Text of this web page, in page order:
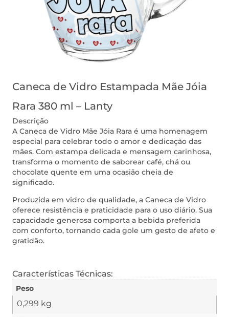
Caneca de Vidro Estampada Mãe Jóia
Rara 380 ml – Lanty
Descrição
A Caneca de Vidro Mãe Jóia Rara é uma homenagem
especial para celebrar todo o amor e dedicação das
mães. Com estampa delicada e mensagem carinhosa,
transforma o momento de saborear café, chá ou
chocolate quente em uma ocasião cheia de
significado.
Produzida em vidro de qualidade, a Caneca de Vidro
oferece resistência e praticidade para o uso diário. Sua
capacidade generosa comporta a bebida preferida
com conforto, tornando cada gole um gesto de afeto e
gratidão.
Características Técnicas:
Peso
0,299 kg